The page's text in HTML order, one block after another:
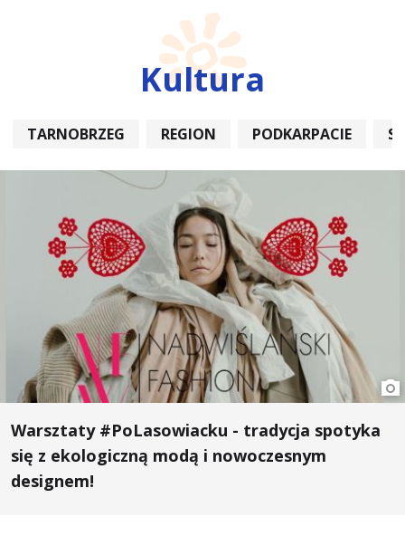
Kultura
TARNOBRZEG REGION PODKARPACIE
Warsztaty #PoLasowiacku - tradycja spotyka
się z ekologiczną modą i nowoczesnym
designem!